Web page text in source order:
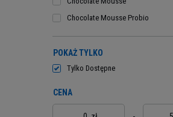
Chocolate Mousse Probio
POKAŻ TYLKO
Tylko Dostępne
CENA